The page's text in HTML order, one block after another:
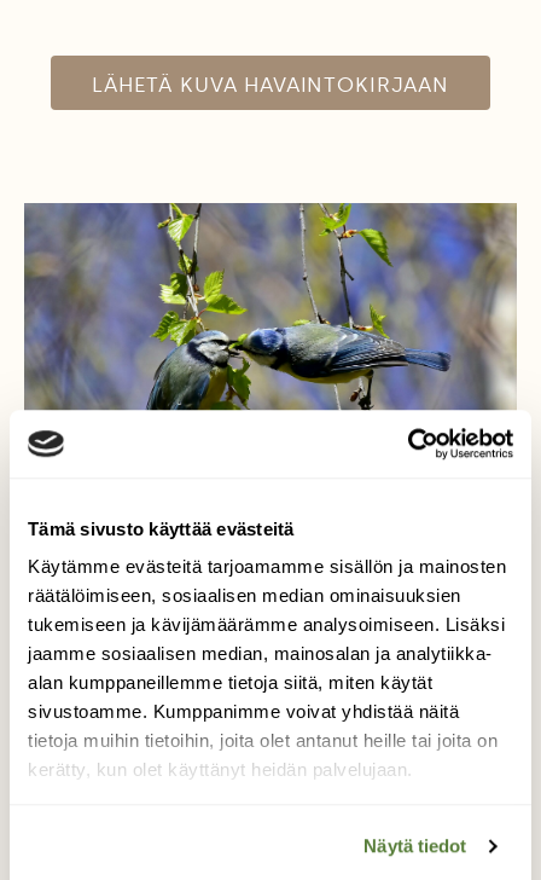
Tämä sivusto käyttää evästeitä
Käytämme evästeitä tarjoamamme sisällön ja mainosten
räätälöimiseen, sosiaalisen median ominaisuuksien
tukemiseen ja kävijämäärämme analysoimiseen. Lisäksi
jaamme sosiaalisen median, mainosalan ja analytiikka-
alan kumppaneillemme tietoja siitä, miten käytät
sivustoamme. Kumppanimme voivat yhdistää näitä
tietoja muihin tietoihin, joita olet antanut heille tai joita on
kerätty, kun olet käyttänyt heidän palvelujaan.
Näytä tiedot
LÄHETÄ KUVA HAVAINTOKIRJAAN
Sinitiaiset
Tässä saattavat olla kyseessä sinitiaisten
kosiomenot keväisessä metsässä.
Valokuvaaja: Markku Pelkonen, Jyväskylä
07.05.2026